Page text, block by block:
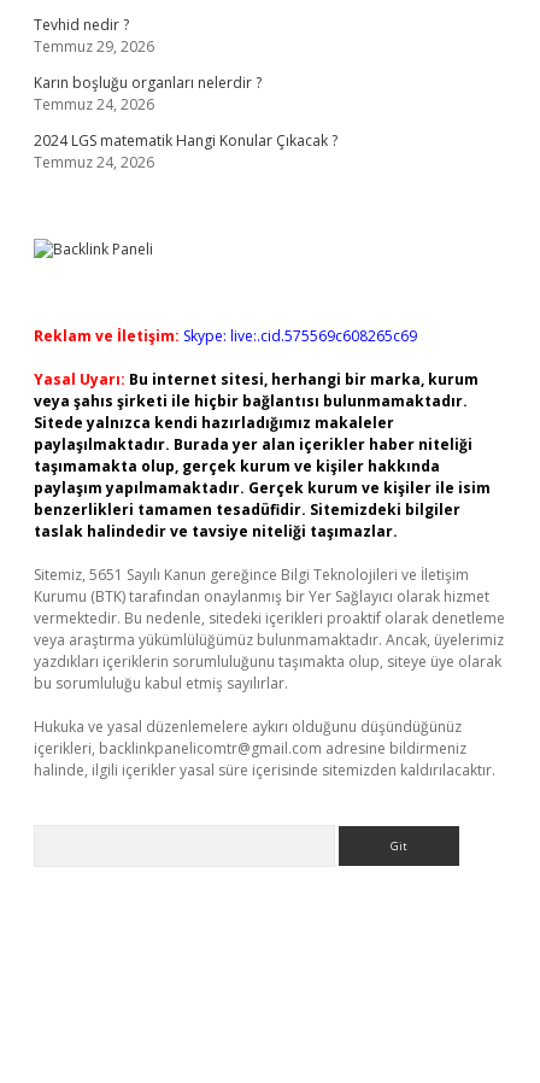
Tevhid nedir ?
Temmuz 29, 2026
Karın boşluğu organları nelerdir ?
Temmuz 24, 2026
2024 LGS matematik Hangi Konular Çıkacak ?
Temmuz 24, 2026
Reklam ve İletişim: Skype: live:.cid.575569c608265c69
Yasal Uyarı: Bu internet sitesi, herhangi bir marka, kurum
veya şahıs şirketi ile hiçbir bağlantısı bulunmamaktadır.
Sitede yalnızca kendi hazırladığımız makaleler
paylaşılmaktadır. Burada yer alan içerikler haber niteliği
taşımamakta olup, gerçek kurum ve kişiler hakkında
paylaşım yapılmamaktadır. Gerçek kurum ve kişiler ile isim
benzerlikleri tamamen tesadüfidir. Sitemizdeki bilgiler
taslak halindedir ve tavsiye niteliği taşımazlar.
Sitemiz, 5651 Sayılı Kanun gereğince Bilgi Teknolojileri ve İletişim
Kurumu (BTK) tarafından onaylanmış bir Yer Sağlayıcı olarak hizmet
vermektedir. Bu nedenle, sitedeki içerikleri proaktif olarak denetleme
veya araştırma yükümlülüğümüz bulunmamaktadır. Ancak, üyelerimiz
yazdıkları içeriklerin sorumluluğunu taşımakta olup, siteye üye olarak
bu sorumluluğu kabul etmiş sayılırlar.
Hukuka ve yasal düzenlemelere aykırı olduğunu düşündüğünüz
içerikleri, backlinkpanelicomtr@gmail.com adresine bildirmeniz
halinde, ilgili içerikler yasal süre içerisinde sitemizden kaldırılacaktır.